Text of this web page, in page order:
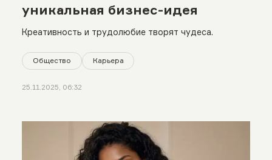
уникальная бизнес-идея
Креативность и трудолюбие творят чудеса.
Общество Карьера
25.11.2025, 06:32